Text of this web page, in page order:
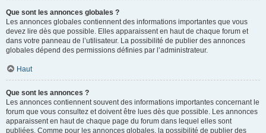
Que sont les annonces globales ?
Les annonces globales contiennent des informations importantes que vous
devez lire dès que possible. Elles apparaissent en haut de chaque forum et
dans votre panneau de l’utilisateur. La possibilité de publier des annonces
globales dépend des permissions définies par l’administrateur.
Haut
Que sont les annonces ?
Les annonces contiennent souvent des informations importantes concernant le
forum que vous consultez et doivent être lues dès que possible. Les annonces
apparaissent en haut de chaque page du forum dans lequel elles sont
publiées. Comme pour les annonces globales, la possibilité de publier des